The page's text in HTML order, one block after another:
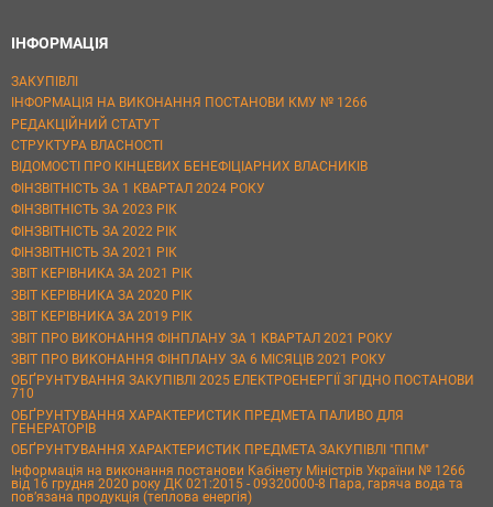
ІНФОРМАЦІЯ
ЗАКУПІВЛІ
ІНФОРМАЦІЯ НА ВИКОНАННЯ ПОСТАНОВИ КМУ № 1266
РЕДАКЦІЙНИЙ СТАТУТ
СТРУКТУРА ВЛАСНОСТІ
ВІДОМОСТІ ПРО КІНЦЕВИХ БЕНЕФІЦІАРНИХ ВЛАСНИКІВ
ФІНЗВІТНІСТЬ ЗА 1 КВАРТАЛ 2024 РОКУ
ФІНЗВІТНІСТЬ ЗА 2023 РІК
ФІНЗВІТНІСТЬ ЗА 2022 РІК
ФІНЗВІТНІСТЬ ЗА 2021 РІК
ЗВІТ КЕРІВНИКА ЗА 2021 РІК
ЗВІТ КЕРІВНИКА ЗА 2020 РІК
ЗВІТ КЕРІВНИКА ЗА 2019 РІК
ЗВІТ ПРО ВИКОНАННЯ ФІНПЛАНУ ЗА 1 КВАРТАЛ 2021 РОКУ
ЗВІТ ПРО ВИКОНАННЯ ФІНПЛАНУ ЗА 6 МІСЯЦІВ 2021 РОКУ
ОБҐРУНТУВАННЯ ЗАКУПІВЛІ 2025 ЕЛЕКТРОЕНЕРГІЇ ЗГІДНО ПОСТАНОВИ
710
ОБҐРУНТУВАННЯ ХАРАКТЕРИСТИК ПРЕДМЕТА ПАЛИВО ДЛЯ
ГЕНЕРАТОРІВ
ОБҐРУНТУВАННЯ ХАРАКТЕРИСТИК ПРЕДМЕТА ЗАКУПІВЛІ "ППМ"
Інформація на виконання постанови Кабінету Міністрів України № 1266
від 16 грудня 2020 року ДК 021:2015 - 09320000-8 Пара, гаряча вода та
пов’язана продукція (теплова енергія)